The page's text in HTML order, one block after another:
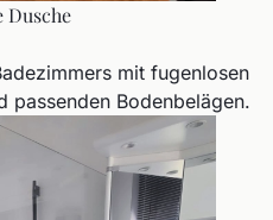
Dusche
mit fugenlosen
passenden Bodenbelägen.